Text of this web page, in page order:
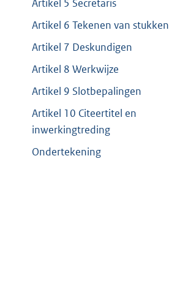
Artikel 5 Secretaris
Artikel 6 Tekenen van stukken
Artikel 7 Deskundigen
Artikel 8 Werkwijze
Artikel 9 Slotbepalingen
Artikel 10 Citeertitel en
inwerkingtreding
Ondertekening